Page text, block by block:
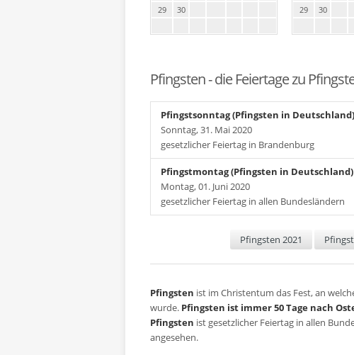
29
30
29
30
Pfingsten - die Feiertage zu
Pfingstsonntag (Pfingsten in Deutschland)
Sonntag, 31. Mai 2020
gesetzlicher Feiertag in Brandenburg
Pfingstmontag (Pfingsten in Deutschland)
Montag, 01. Juni 2020
gesetzlicher Feiertag in allen Bundesländern
Pfingsten 2021
Pfingsten ist im Christentum das Fest, an
wurde. Pfingsten ist immer 50 Tage nach
Pfingsten ist gesetzlicher Feiertag in allen
angesehen.